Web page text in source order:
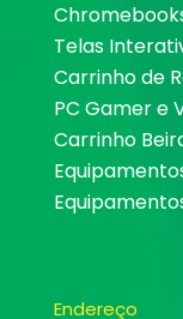
Telas
Carrinho de
PC Gamer e
Carrinho
Endereço